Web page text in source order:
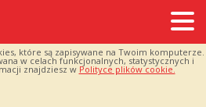
które są zapisywane na Twoim komputerze.
w celach funkcjonalnych, statystycznych i
znajdziesz w Polityce plików cookie.